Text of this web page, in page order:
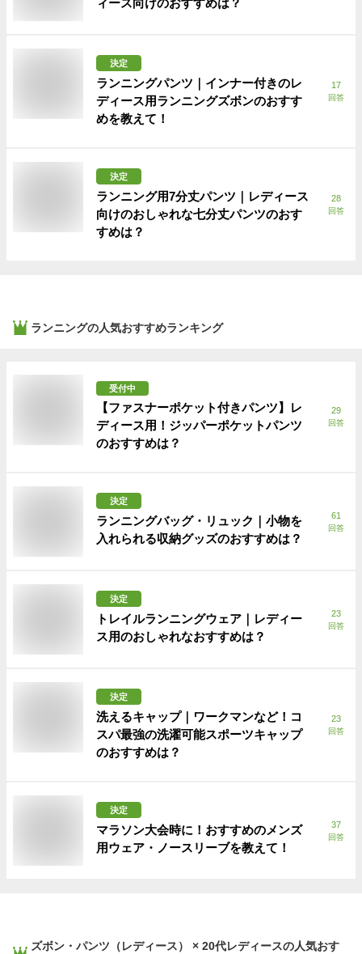
決定
ランニングパンツ｜インナー付きのレ
ディース用ランニングズボンのおすす
めを教えて！
17
回答
決定
ランニング用7分丈パンツ｜レディース
向けのおしゃれな七分丈パンツのおす
すめは？
28
回答
ランニングの人気おすすめランキング
受付中
【ファスナーポケット付きパンツ】レ
ディース用！ジッパーポケットパンツ
のおすすめは？
29
回答
決定
ランニングバッグ・リュック｜小物を
入れられる収納グッズのおすすめは？
61
回答
決定
トレイルランニングウェア｜レディー
ス用のおしゃれなおすすめは？
23
回答
決定
洗えるキャップ｜ワークマンなど！コ
スパ最強の洗濯可能スポーツキャップ
のおすすめは？
23
回答
決定
マラソン大会時に！おすすめのメンズ
用ウェア・ノースリーブを教えて！
37
回答
ズボン・パンツ（レディース） × 20代レディースの人気おす